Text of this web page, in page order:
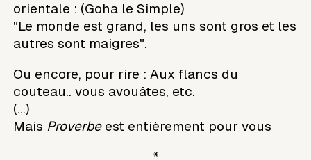
orientale : (Goha le Simple)
"Le monde est grand, les uns sont gros et les
autres sont maigres".
Ou encore, pour rire : Aux flancs du
couteau.. vous avouâtes, etc.
(...)
Mais Proverbeest entièrement pour vous
*